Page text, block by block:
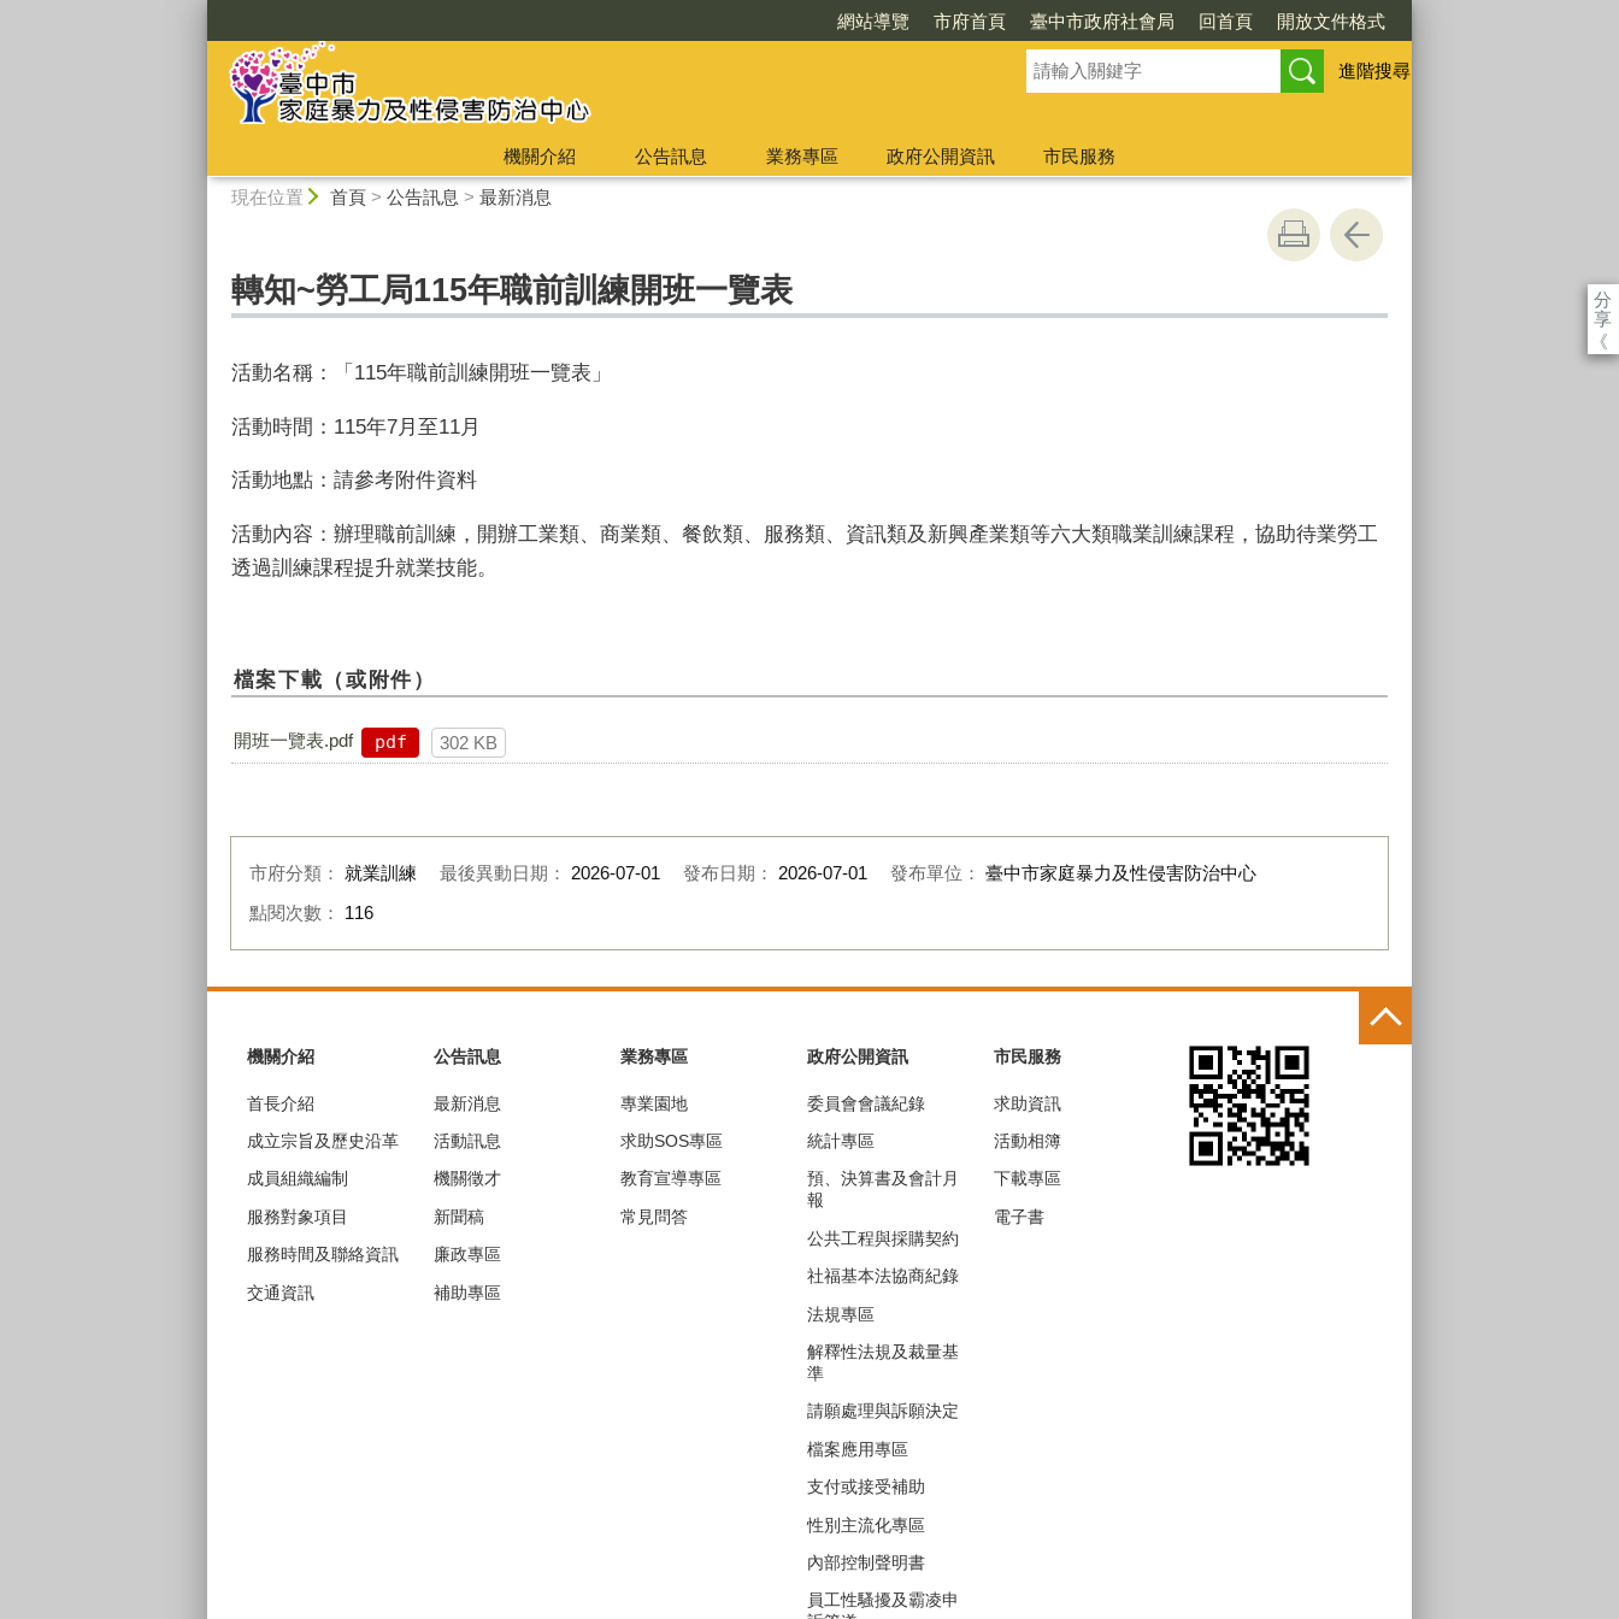
網站導覽 市府首頁 臺中市政府社會局 回首頁 開放文件格式
進階搜尋
機關介紹 公告訊息 業務專區 政府公開資訊
市民服務
現在位置 首頁> 公告訊息 > 最新消息
分
享
《
轉知~勞工局115年職前訓練開班一覽表
活動名稱：「115年職前訓練開班一覽表」
活動時間： 115年7月至11月
活動地點：請參考附件資料
活動內容：辦理職前訓練，開辦工業類、商業類 、餐飲類、服務類、資訊類及新興產業類等六大類職業訓練課程，協助待業勞工
透過訓練課程提升就業技能。
檔案下載（或附件）
開班一覽表.pdf pdf 302 KB
市府分類： 就業訓練 最後異動日期： 2026-07-01 發布日期： 2026-07-01 發布單位： 臺中市家庭暴力及性侵害防治中心
點閱次數： 116
機關介紹
首長介紹
成立宗旨及歷史沿革
成員組織編制
服務對象項目
服務時間及聯絡資訊
交通資訊
公告訊息
最新消息
活動訊息
機關徵才
新聞稿
廉政專區
補助專區
業務專區
專業園地
求助SOS專區
教育宣導專區
常見問答
政府公開資訊
委員會會議紀錄
統計專區
預、決算書及會計月
報
公共工程與採購契約
社福基本法協商紀錄
法規專區
解釋性法規及裁量基
準
請願處理與訴願決定
檔案應用專區
支付或接受補助
性別主流化專區
內部控制聲明書
員工性騷擾及霸凌申
市民服務
求助資訊
活動相簿
下載專區
電子書